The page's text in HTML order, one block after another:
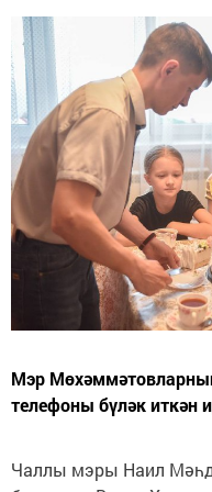
Мэр
телефоны бүләк иткән
Чаллы мэры Наил